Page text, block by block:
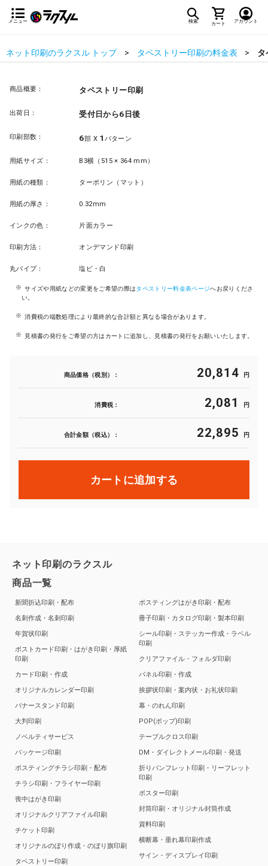
メニュー 検索 カート アカウント
ネット印刷のラクスル トップ タペストリー印刷の料金表 タ
商品概要： タペストリー印刷
出荷日： 受付日から6日後
印刷部数： 6部 X 1 パターン
用紙サイズ： B3横（515 × 364 mm）
用紙の種類： ターポリン（マット）
用紙の厚さ： 0.32mm
インクの色： 片面カラー
印刷方法： オンデマンド印刷
丸パイプ： 塩ビ・白
サイズや用紙などの変更をご希望の際はタペストリー料金表ページへお戻りくださ
い。
消費税の端数処理により最終的な合計額と異なる場合があります。
見積書の発行をご希望の方はカートに追加し、見積書の発行をお願いいたします。
商品価格（税別）： 20,814 円
消費税： 2,081 円
合計金額（税込）： 22,895 円
カートに追加する
ネット印刷のラクスル
商品一覧
新聞折込印刷・配布
名刺作成・名刺印刷
年賀状印刷
ポストカード印刷・はがき印刷・厚紙
印刷
カード印刷・作成
オリジナルカレンダー印刷
バナースタンド印刷
大判印刷
ノベルティサービス
パッケージ印刷
ポスティングチラシ印刷・配布
チラシ印刷・フライヤー印刷
喪中はがき印刷
オリジナルクリアファイル印刷
チケット印刷
オリジナルのぼり作成・のぼり旗印刷
タペストリー印刷
ポスティングはがき印刷・配布
冊子印刷・カタログ印刷・製本印刷
シール印刷・ステッカー作成・ラベル
印刷
クリアファイル・フォルダ印刷
パネル印刷・作成
挨拶状印刷・案内状・お礼状印刷
幕・のれん印刷
POP(ポップ)印刷
テーブルクロス印刷
DM・ダイレクトメール印刷・発送
折りパンフレット印刷・リーフレット
印刷
ポスター印刷
封筒印刷・オリジナル封筒作成
資料印刷
横断幕・垂れ幕印刷作成
サイン・ディスプレイ印刷